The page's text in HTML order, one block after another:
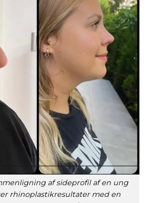
af sideprofil af en ung
rhinoplastikresultater med en